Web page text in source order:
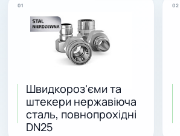
01
Швидкороз'єми та
штекери нержавіюча
сталь, повнопрохідні
DN25
02